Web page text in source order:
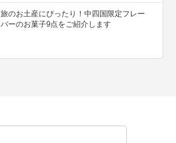
旅のお土産にぴったり！中四国限定フレー
バーのお菓子9点をご紹介します